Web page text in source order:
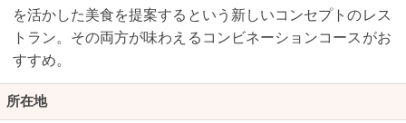
を活かした美食を提案するという新しいコンセプトのレス
トラン。その両方が味わえるコンビネーションコースがお
すすめ。
所在地